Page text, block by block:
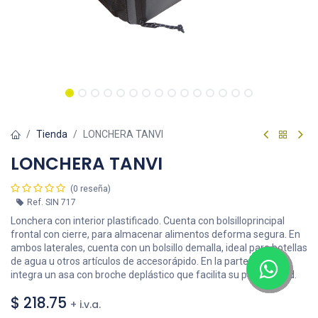
Tienda LONCHERA TANVI
LONCHERA TANVI
(0 reseña)
Ref. SIN 717
Lonchera con interior plastificado. Cuenta con bolsilloprincipal
frontal con cierre, para almacenar alimentos deforma segura. En
ambos laterales, cuenta con un bolsillo demalla, ideal para botellas
de agua u otros artículos de accesorápido. En la parte superior,
integra un asa con broche deplástico que facilita su portabilidad.
$ 218.75 + i.v.a.